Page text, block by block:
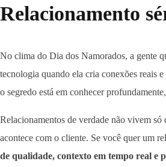
Relacionamento
No clima do Dia dos Namorados, a gente
tecnologia quando ela cria conexões reais
o segredo está em conhecer
Relacionamentos de verdade não vivem
acontece com o cliente. Se você quer um
de qualidade, contexto em tempo real e